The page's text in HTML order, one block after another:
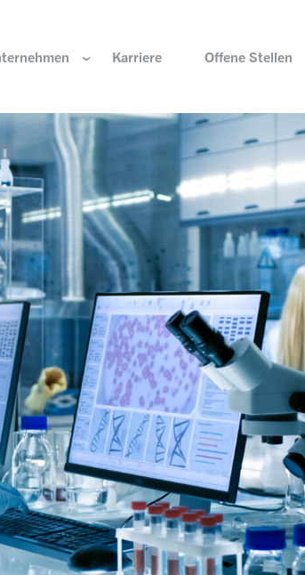
für die Wasserstoffwirtschaft
für konventionellen Antriebsstrang
für elektrischen Antriebsstrang
Türen, Klappen und Chassis
hochpräzise Bewegung und
HOERBIGER Stiftung
HOERBIGER Jahrbuch
HANNS. A Pioneers
Karriere Offene Stellen